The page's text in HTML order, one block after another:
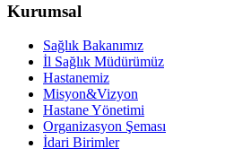
Kurumsal
Sağlık Bakanımız
İl Sağlık Müdürümüz
Hastanemiz
Misyon&Vizyon
Hastane Yönetimi
Organizasyon Şeması
İdari Birimler